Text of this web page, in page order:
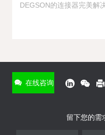
DEGSON的连接器完美解
在线咨询
留下您的需
* 姓名